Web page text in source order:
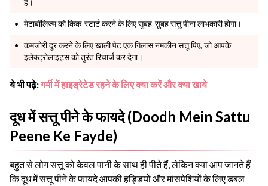
है।
मेटाबॉलिज्म को किक-स्टार्ट करने के लिए सुबह-सुबह सत्तू पीना लाभकारी होगा।
कमजोरी दूर करने के लिए खाली पेट एक गिलास नमकीन सत्तू पिएं, जो आपके
इलेक्ट्रोलाइट्स को तुरंत रिचार्ज कर देगा।
ये भी पढ़े:गर्मी में हाइड्रेटेड रहने के लिए क्या करें और क्या खाये
दूध में सत्तू पीने के फायदे (Doodh Mein Sattu
Peene Ke Fayde)
बहुत से लोग सत्तू को केवल पानी के साथ ही पीते हैं, लेकिन क्या आप जानते हैं
कि दूध में सत्तू पीने के फायदे आपकी हड्डियों और मांसपेशियों के लिए डबल